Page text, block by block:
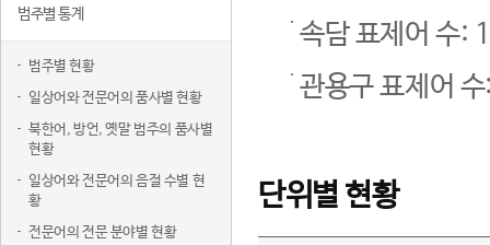
범주별 통계
범주별 현황
일상어와 전문어의 품사별 현황
북한어, 방언, 옛말 범주의 품사별
현황
일상어와 전문어의 음절 수별 현
황
전문어의 전문 분야별 현황
속담 표제어 수:
관용구 표제어
단위별 현황